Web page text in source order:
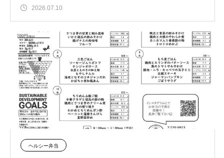
2026.07.10
ヘルシー弁当